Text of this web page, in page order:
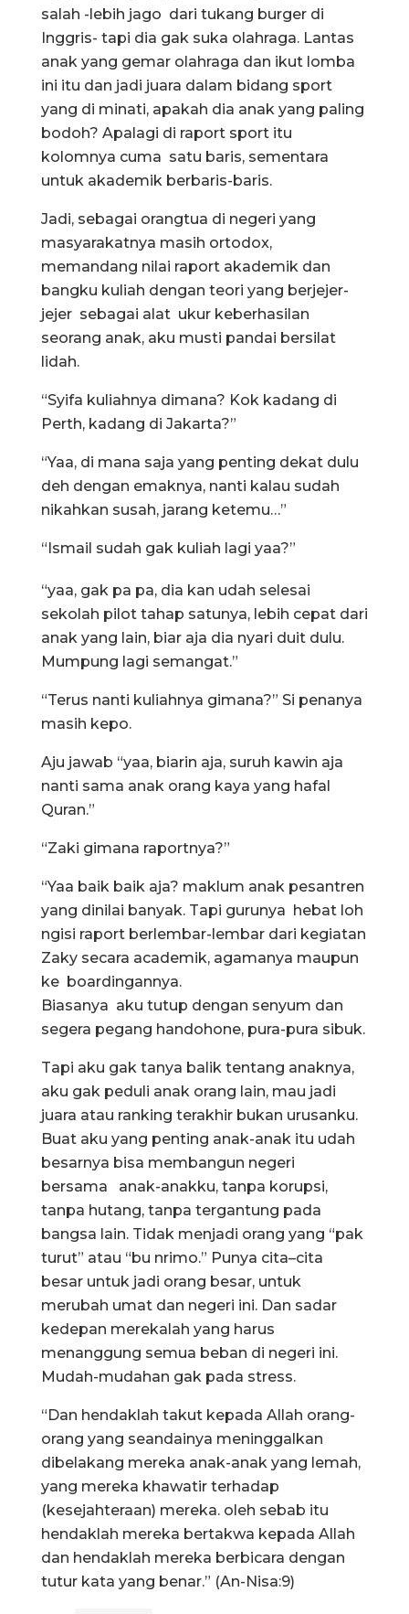
salah -lebih jago dari tukang burger di
Inggris- tapi dia gak suka olahraga. Lantas
anak yang gemar olahraga dan ikut lomba
ini itu dan jadi juara dalam bidang sport
yang di minati, apakah dia anak yang paling
bodoh? Apalagi di raport sport itu
kolomnya cuma satu baris, sementara
untuk akademik berbaris-baris.
Jadi, sebagai orangtua di negeri yang
masyarakatnya masih ortodox,
memandang nilai raport akademik dan
bangku kuliah dengan teori yang berjejer-
jejer sebagai alat ukur keberhasilan
seorang anak, aku musti pandai bersilat
lidah.
“Syifa kuliahnya dimana? Kok kadang di
Perth, kadang di Jakarta?”
“Yaa, di mana saja yang penting dekat dulu
deh dengan emaknya, nanti kalau sudah
nikahkan susah, jarang ketemu…”
“Ismail sudah gak kuliah lagi yaa?”
“yaa, gak pa pa, dia kan udah selesai
sekolah pilot tahap satunya, lebih cepat dari
anak yang lain, biar aja dia nyari duit dulu.
Mumpung lagi semangat.”
“Terus nanti kuliahnya gimana?” Si penanya
masih kepo.
Aju jawab “yaa, biarin aja, suruh kawin aja
nanti sama anak orang kaya yang hafal
Quran.”
“Zaki gimana raportnya?”
“Yaa baik baik aja? maklum anak pesantren
yang dinilai banyak. Tapi gurunya hebat loh
ngisi raport berlembar-lembar dari kegiatan
Zaky secara academik, agamanya maupun
ke boardingannya.
Biasanya aku tutup dengan senyum dan
segera pegang handohone, pura-pura sibuk.
Tapi aku gak tanya balik tentang anaknya,
aku gak peduli anak orang lain, mau jadi
juara atau ranking terakhir bukan urusanku.
Buat aku yang penting anak-anak itu udah
besarnya bisa membangun negeri
bersama anak-anakku, tanpa korupsi,
tanpa hutang, tanpa tergantung pada
bangsa lain. Tidak menjadi orang yang “pak
turut” atau “bu nrimo.” Punya cita–cita
besar untuk jadi orang besar, untuk
merubah umat dan negeri ini. Dan sadar
kedepan merekalah yang harus
menanggung semua beban di negeri ini.
Mudah-mudahan gak pada stress.
“Dan hendaklah takut kepada Allah orang-
orang yang seandainya meninggalkan
dibelakang mereka anak-anak yang lemah,
yang mereka khawatir terhadap
(kesejahteraan) mereka. oleh sebab itu
hendaklah mereka bertakwa kepada Allah
dan hendaklah mereka berbicara dengan
tutur kata yang benar.” (An-Nisa:9)